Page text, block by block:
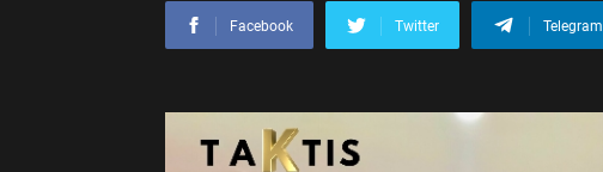
Facebook Twitter Telegram